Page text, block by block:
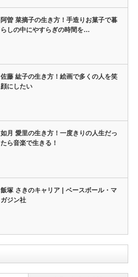
阿曽 菜摘子の生き方！手造りお菓子で暮
らしの中にやすらぎの時間を…
佐藤 紘子の生き方！絵画で多くの人を笑
顔にしたい
如月 愛里の生き方！一度きりの人生だっ
たら音楽で生きる！
飯塚 さきのキャリア | ベースボール・マ
ガジン社